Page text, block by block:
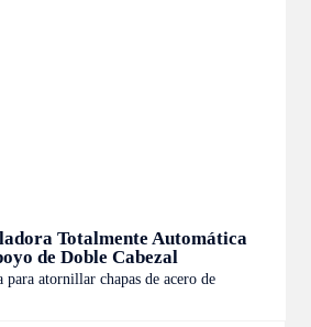
Totalmente Automática
de Doble Cabezal
para atornillar chapas de acero de